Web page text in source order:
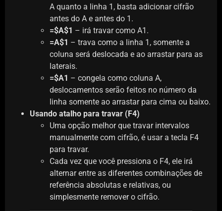
A quanto a linha 1, basta adicionar cifrão
antes do A e antes do 1.
=$A$1 – irá travar como A1.
=A$1 – trava como a linha 1, somente a
coluna será deslocada e ao arrastar para as
laterais.
=$A1 – congela como coluna A,
deslocamentos serão feitos no número da
linha somente ao arrastar para cima ou baixo.
Usando atalho para travar (F4)
Uma opção melhor que travar intervalos
manualmente com cifrão, é usar a tecla F4
para travar.
Cada vez que você pressiona o F4, ele irá
alternar entre as diferentes combinações de
referência absolutas e relativas, ou
simplesmente remover o cifrão.